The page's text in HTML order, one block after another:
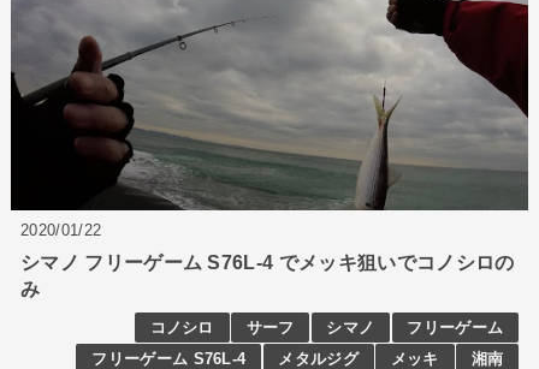
2020/01/22
シマノ フリーゲーム S76L-4 でメッキ狙いでコノシロの
み
コノシロ サーフ シマノ
フリーゲーム
フリーゲーム S76L-4
メタルジグ メッキ
湘南